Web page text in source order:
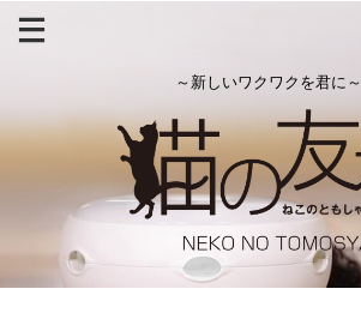
～新しいワクワクを君に～